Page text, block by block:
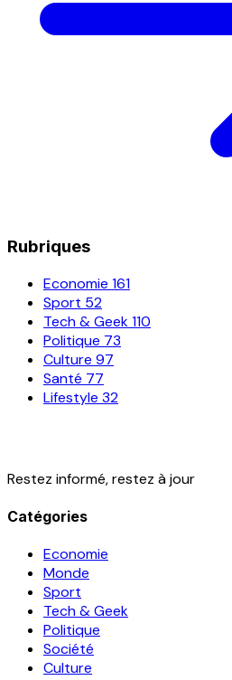
Rubriques
Economie 161
Sport 52
Tech & Geek110
Politique 73
Culture 97
Santé 77
Lifestyle 32
Restez informé, restez à jour
Catégories
Economie
Monde
Sport
Tech & Geek
Politique
Société
Culture